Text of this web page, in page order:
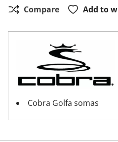
Compare Add to
Cobra Golfa somas